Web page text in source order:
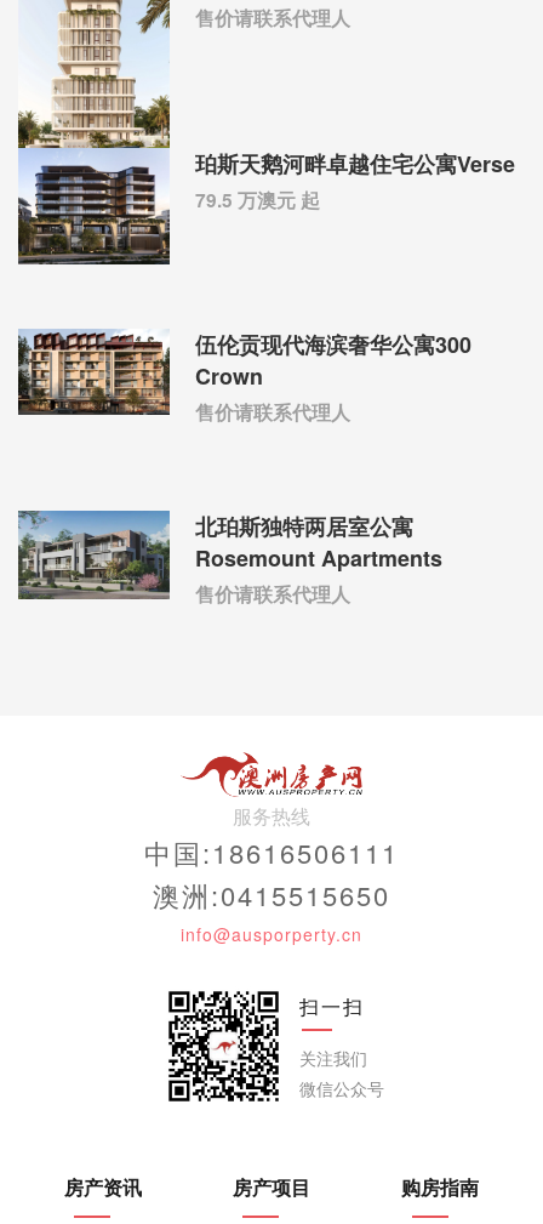
售价请联系代理人
珀斯天鹅河畔卓越住宅公寓Verse
79.5 万澳元 起
伍伦贡现代海滨奢华公寓300
Crown
售价请联系代理人
北珀斯独特两居室公寓
Rosemount Apartments
售价请联系代理人
服务热线
中国:18616506111
澳洲:0415515650
info@ausporperty.cn
扫一扫
关注我们
微信公众号
房产资讯 房产项目 购房指南